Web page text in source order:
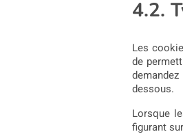
4.2.
Les
de
dessous.
Lorsque
figurant